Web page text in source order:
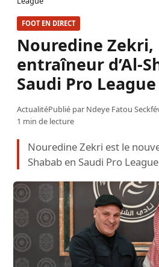
FOOT EN DIRECT
Nouredine Zekri,
entraîneur d’Al-
Saudi Pro League
ActualitéPublié par Ndeye Fatou Seck
1 min de lecture
Nouredine Zekri est le
Shabab en Saudi Pro